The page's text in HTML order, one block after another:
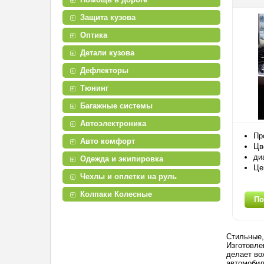
Защита кузова
Оптика
Детали кузова
Дефлекторы
Тюнинг
Багажные системы
Автоэлектроника
Авто комфорт
Одежда и экипировка
Чехлы и оплетки на руль
Колпаки Колесные
делает